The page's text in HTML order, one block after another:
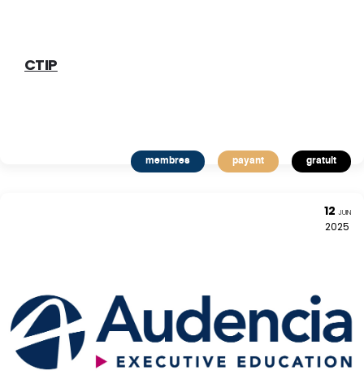
CTIP
membres payant gratuit
12 JUIN
2025